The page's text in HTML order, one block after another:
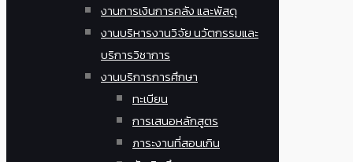
งานการเงินการคลัง และพัสดุ
งานบริหารงานวิจัย นวัตกรรมและ
บริการวิชาการ
งานบริการการศึกษา
ทะเบียน
การเสนอหลักสูตร
ภาระงานที่สอนเกิน